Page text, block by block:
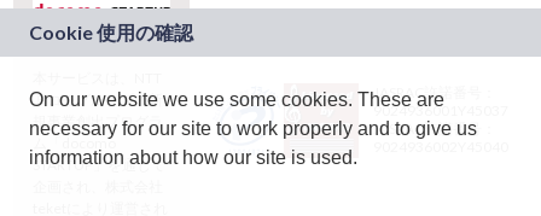
ドコモグループの新
規事業創出プログラ
ム「docomo
STARTUP」を通じて
JASRAC許諾番号：
9024936001Y45037
JASRAC許諾番号：
On our website we use some cookies. These are
necessary for our site to work properly and to give us
information about how our site is used.